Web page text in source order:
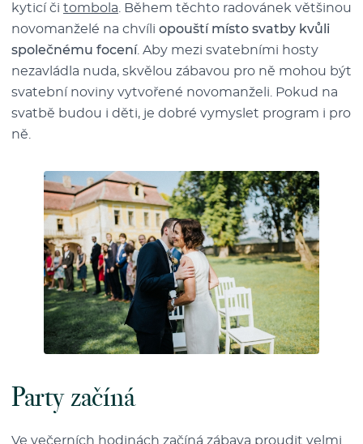
kyticí či tombola . Během těchto radovánek většinou
novomanželé na chvíli opouští místo svatby kvůli
společnému focení . Aby mezi svatebními hosty
nezavládla nuda, skvělou zábavou pro ně mohou být
svatební noviny vytvořené novomanželi. Pokud na
svatbě budou i děti, je dobré vymyslet program i pro
ně.
Party začíná
Ve večerních hodinách začíná zábava proudit velmi